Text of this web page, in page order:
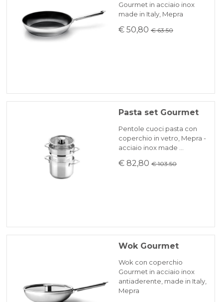
Gourmet in acciaio inox
made in Italy, Mepra
€ 50,80 € 63.50
Pasta set Gourmet
Pentole cuoci pasta con
coperchio in vetro, Mepra -
acciaio inox made …
€ 82,80 € 103.50
Wok Gourmet
Wok con coperchio
Gourmet in acciaio inox
antiaderente, made in Italy,
Mepra